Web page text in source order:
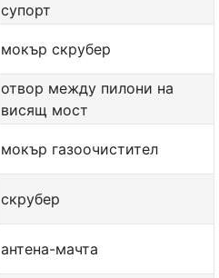
супорт
мокър скрубер
отвор между пилони на
висящ мост
мокър газоочистител
скрубер
антена-мачта